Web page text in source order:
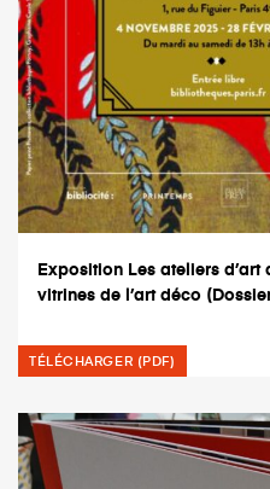
Exposition Les ateliers
vitrines de l’art déco
TÉLÉCHARGER (PDF)